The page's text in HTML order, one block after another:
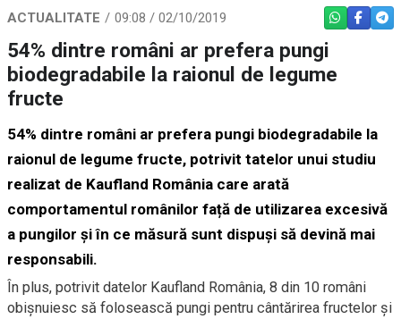
ACTUALITATE 09:08 / 02/10/2019 WHATSAPP
54% dintre români ar prefera pungi
biodegradabile la raionul de legume
fructe
54% dintre români ar prefera pungi biodegradabile la
raionul de legume fructe, potrivit tatelor unui studiu
realizat de Kaufland România care arată
comportamentul românilor față de utilizarea excesivă
a pungilor și în ce măsură sunt dispuși să devină mai
responsabili.
În plus, potrivit datelor Kaufland România, 8 din 10 români
obișnuiesc să folosească pungi pentru cântărirea fructelor și